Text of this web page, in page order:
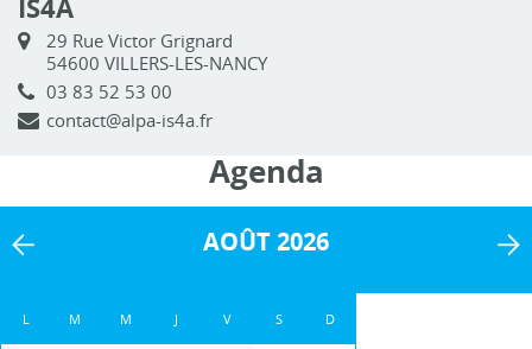
IS4A
29 Rue Victor Grignard
54600 VILLERS-LES-NANCY
03 83 52 53 00
contact@alpa-is4a.fr
Agenda
AOÛT 2026
L M M J V S D